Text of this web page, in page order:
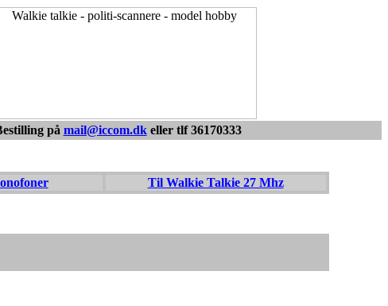
på mail@iccom.dkeller tlf 36170333
Til Walkie Talkie 27 Mhz